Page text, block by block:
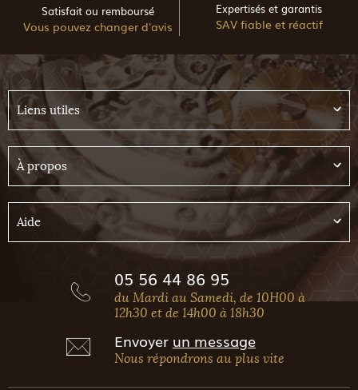
Satisfait ou remboursé
Vous pouvez changer d'avis
Expertisés et garantis
SAV fiable et réactif
Liens utiles
À propos
Aide
05 56 44 86 95
du Mardi au Samedi, de 10H00 à
12h30 et de 14h00 à 18h30
Envoyer un message
Nous répondrons au plus vite